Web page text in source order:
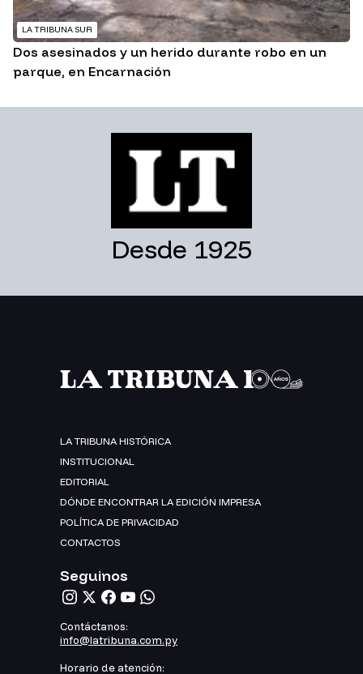
LA TRIBUNA SUR
Dos asesinados y un herido durante robo en un
parque, en Encarnación
Desde 1925
LA TRIBUNA HISTÓRICA
INSTITUCIONAL
EDITORIAL
DÓNDE ENCONTRAR LA EDICIÓN IMPRESA
POLÍTICA DE PRIVACIDAD
CONTACTOS
Seguinos
Contáctanos:
info@latribuna.com.py
Horario de atención: